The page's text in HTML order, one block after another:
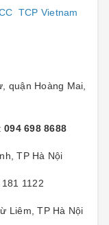
TCP Vietnam
quận Hoàng Mai,
094 698 8688
TP Hà Nội
1122
Liêm, TP Hà Nội